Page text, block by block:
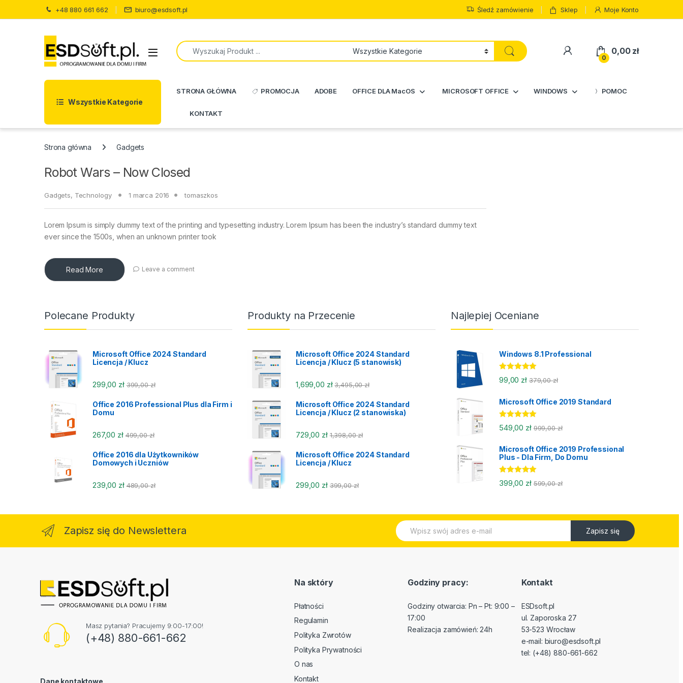
Skip to navigation
Skip to content +48 880 661 662 biuro@esdsoft.pl Śledź zamówienie Sklep Moje Konto
Search for:
0
0,00 zł
Wszystkie Kategorie
STRONA GŁÓWNA PROMOCJA ADOBE OFFICE DLA MacOS MICROSOFT OFFICE WINDOWS POMOC
KONTAKT
Strona główna Gadgets
Robot Wars – Now Closed
Gadgets, Technology 1 marca 2016 tomaszkos
Lorem Ipsum is simply dummy text of the printing and typesetting industry. Lorem Ipsum has been the industry’s standard dummy text
ever since the 1500s, when an unknown printer took
Read More Leave a comment
Polecane Produkty
Microsoft Office 2024 Standard
Licencja / Klucz
299,00 zł 399,00zł
Office 2016 Professional Plus dla Firm i
Domu
267,00 zł 499,00zł
Office 2016 dla Użytkowników
Domowych i Uczniów
239,00 zł 489,00zł
Produkty na Przecenie
Microsoft Office 2024 Standard
Licencja / Klucz (5 stanowisk)
1,699,00 zł 3,495,00zł
Microsoft Office 2024 Standard
Licencja / Klucz (2 stanowiska)
729,00 zł 1,398,00zł
Microsoft Office 2024 Standard
Licencja / Klucz
299,00 zł 399,00zł
Najlepiej Oceniane
Windows 8.1 Professional
Oceniony
5.00na 5.
99,00 zł 379,00zł
Microsoft Office 2019 Standard
Oceniony
5.00na 5.
549,00 zł 999,00zł
Microsoft Office 2019 Professional
Plus - Dla Firm, Do Domu
Oceniony
5.00na 5.
399,00 zł 599,00zł
Zapisz się do Newslettera
E
m
Zapisz się
Masz pytania? Pracujemy 9:00-17:00!
(+48) 880-661-662
Dane kontaktowe
Na sktóry
Płatności
Regulamin
Polityka Zwrotów
Polityka Prywatności
O nas
Kontakt
Godziny pracy:
Godziny otwarcia: Pn – Pt: 9:00 –
17:00
Realizacja zamówień: 24h
Kontakt
ESDsoft.pl
ul. Zaporoska 27
53-523 Wrocław
e-mail: biuro@esdsoft.pl
tel: (+48) 880-661-662